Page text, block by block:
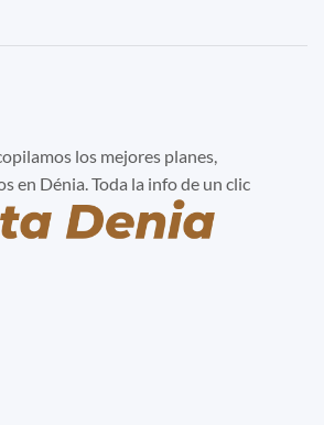
los mejores planes,
en Dénia. Toda la info de un clic